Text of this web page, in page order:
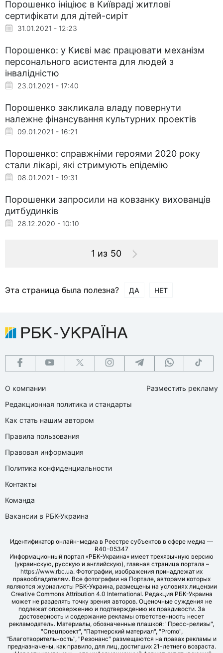
Порошенко ініціює в Київраді житлові
сертифікати для дітей-сиріт
31.01.2021 - 12:23
Порошенко: у Києві має працювати механізм
персонального асистента для людей з
інвалідністю
23.01.2021 - 17:40
Порошенко закликала владу повернути
належне фінансування культурних проектів
09.01.2021 - 16:21
Порошенко: справжніми героями 2020 року
стали лікарі, які стримують епідемію
08.01.2021 - 19:31
Порошенки запросили на ковзанку вихованців
дитбудинків
28.12.2020 - 10:10
1 из 50
Эта страница была полезна? ДА НЕТ
О компании
Редакционная политика и стандарты
Как стать нашим автором
Правила пользования
Правовая информация
Политика конфиденциальности
Контакты
Команда
Вакансии в РБК-Украина
Разместить рекламу
Идентификатор онлайн-медиа в Реестре субъектов в сфере медиа —
R40-05347
Информационный портал «РБК-Украина» имеет трехязычную версию
(украинскую, русскую и английскую), главная страница портала –
https://www.rbc.ua. Фотографии, изображения принадлежат их
правообладателям. Все фотографии на Портале, авторами которых
являются журналисты РБК-Украина, размещены на условиях лицензии
Creative Commons Attribution 4.0 International. Редакция РБК-Украина
может не разделять точку зрения авторов. Оценочные суждения не
подлежат опровержению и подтверждению их правдивости. За
достоверность и содержание рекламы ответственность несет
рекламодатель. Материалы, обозначенные плашкой: "Пресс-релизы",
"Спецпроект", "Партнерский материал", "Promo",
"Благотворительность", "Резонанс" размещаются на правах рекламы и
предназначены, как правило, для лиц, достигших 21-летнего возраста.